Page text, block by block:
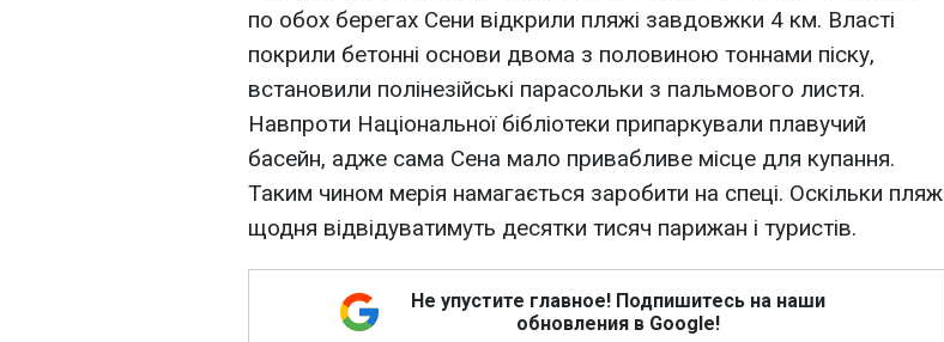
по обох берегах Сени відкрили пляжі завдовжки 4 км. Власті
покрили бетонні основи двома з половиною тоннами піску,
встановили полінезійські парасольки з пальмового листя.
Навпроти Національної бібліотеки припаркували плавучий
басейн, адже сама Сена мало привабливе місце для купання.
Таким чином мерія намагається заробити на спеці. Оскільки пляж
щодня відвідуватимуть десятки тисяч парижан і туристів.
Не упустите главное! Подпишитесь на наши
обновления в Google!